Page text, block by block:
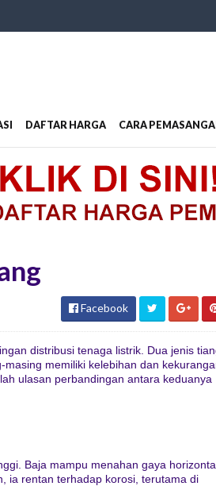
DAFTAR HARGA CARA
Facebook
distribusi tenaga listrik. Dua jenis
memiliki kelebihan dan
ulasan perbandingan antara keduanya
Baja mampu menahan gaya
ia rentan terhadap korosi, terutama di